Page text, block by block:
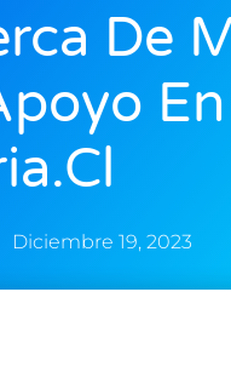
De
En
Diciembre 19, 2023